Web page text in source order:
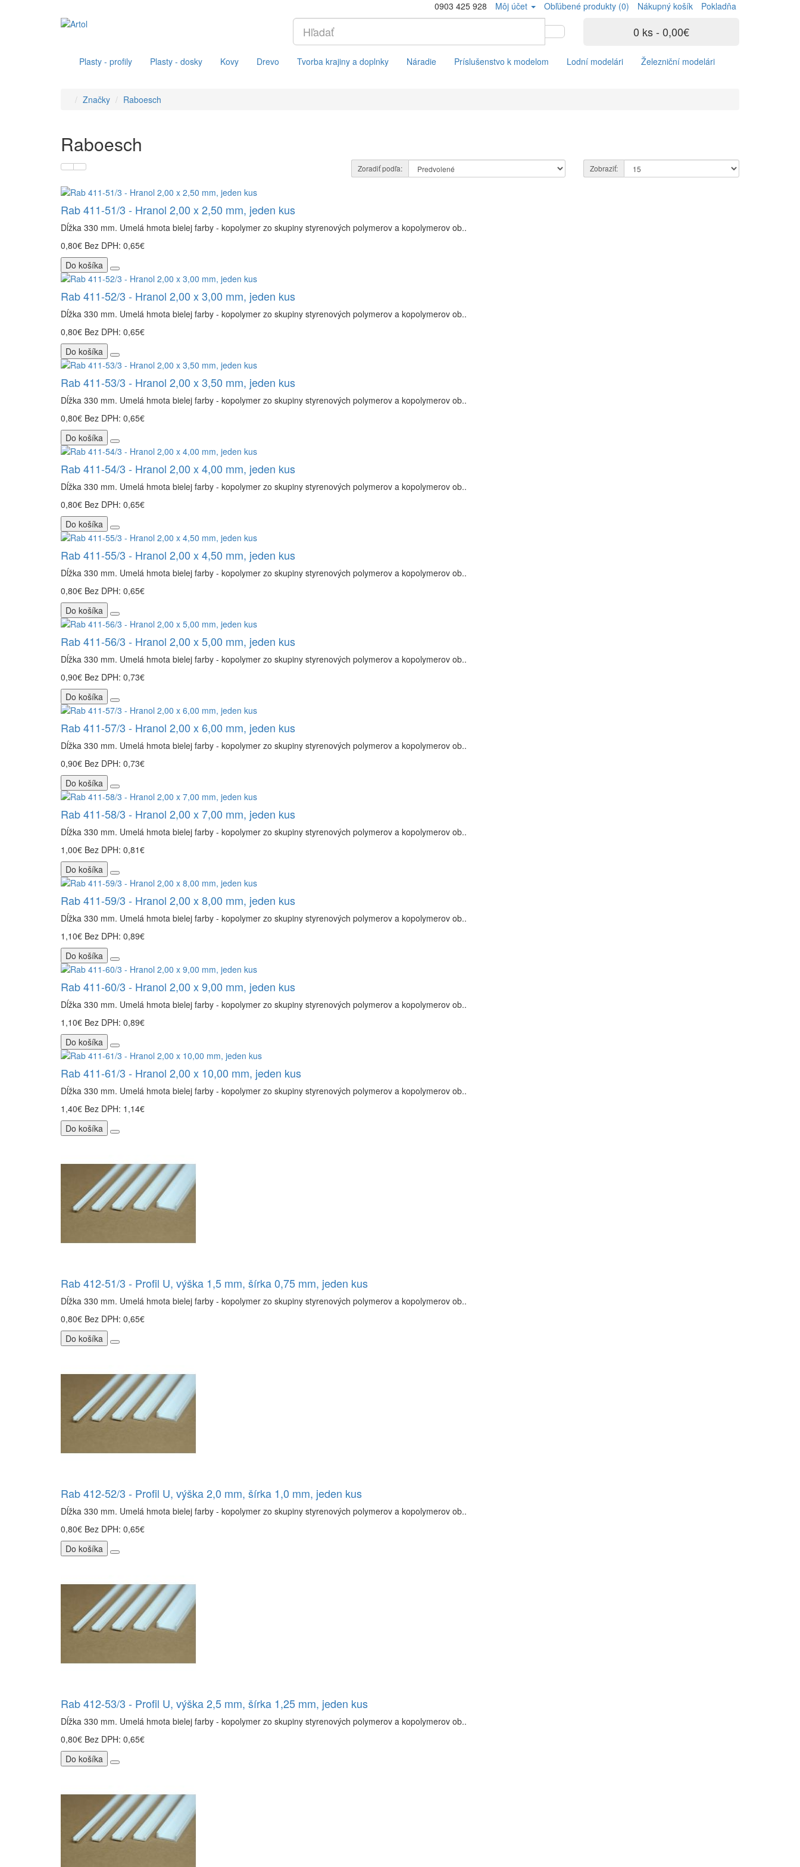
0903 425 928 Môj účet Obľúbené produkty (0) Nákupný košík Pokladňa
0 ks - 0,00€
Plasty - profily Plasty - dosky Kovy Drevo Tvorba krajiny a doplnky Náradie Príslušenstvo k modelom Lodní modelári Železniční modelári
Značky Raboesch
Raboesch
Zoradiť podľa: Zobraziť:
Rab 411-51/3 - Hranol 2,00 x 2,50 mm, jeden kus
Dĺžka 330 mm. Umelá hmota bielej farby - kopolymer zo skupiny styrenových polymerov a kopolymerov ob..
0,80€ Bez DPH: 0,65€
Do košíka
Rab 411-52/3 - Hranol 2,00 x 3,00 mm, jeden kus
Dĺžka 330 mm. Umelá hmota bielej farby - kopolymer zo skupiny styrenových polymerov a kopolymerov ob..
0,80€ Bez DPH: 0,65€
Do košíka
Rab 411-53/3 - Hranol 2,00 x 3,50 mm, jeden kus
Dĺžka 330 mm. Umelá hmota bielej farby - kopolymer zo skupiny styrenových polymerov a kopolymerov ob..
0,80€ Bez DPH: 0,65€
Do košíka
Rab 411-54/3 - Hranol 2,00 x 4,00 mm, jeden kus
Dĺžka 330 mm. Umelá hmota bielej farby - kopolymer zo skupiny styrenových polymerov a kopolymerov ob..
0,80€ Bez DPH: 0,65€
Do košíka
Rab 411-55/3 - Hranol 2,00 x 4,50 mm, jeden kus
Dĺžka 330 mm. Umelá hmota bielej farby - kopolymer zo skupiny styrenových polymerov a kopolymerov ob..
0,80€ Bez DPH: 0,65€
Do košíka
Rab 411-56/3 - Hranol 2,00 x 5,00 mm, jeden kus
Dĺžka 330 mm. Umelá hmota bielej farby - kopolymer zo skupiny styrenových polymerov a kopolymerov ob..
0,90€ Bez DPH: 0,73€
Do košíka
Rab 411-57/3 - Hranol 2,00 x 6,00 mm, jeden kus
Dĺžka 330 mm. Umelá hmota bielej farby - kopolymer zo skupiny styrenových polymerov a kopolymerov ob..
0,90€ Bez DPH: 0,73€
Do košíka
Rab 411-58/3 - Hranol 2,00 x 7,00 mm, jeden kus
Dĺžka 330 mm. Umelá hmota bielej farby - kopolymer zo skupiny styrenových polymerov a kopolymerov ob..
1,00€ Bez DPH: 0,81€
Do košíka
Rab 411-59/3 - Hranol 2,00 x 8,00 mm, jeden kus
Dĺžka 330 mm. Umelá hmota bielej farby - kopolymer zo skupiny styrenových polymerov a kopolymerov ob..
1,10€ Bez DPH: 0,89€
Do košíka
Rab 411-60/3 - Hranol 2,00 x 9,00 mm, jeden kus
Dĺžka 330 mm. Umelá hmota bielej farby - kopolymer zo skupiny styrenových polymerov a kopolymerov ob..
1,10€ Bez DPH: 0,89€
Do košíka
Rab 411-61/3 - Hranol 2,00 x 10,00 mm, jeden kus
Dĺžka 330 mm. Umelá hmota bielej farby - kopolymer zo skupiny styrenových polymerov a kopolymerov ob..
1,40€ Bez DPH: 1,14€
Do košíka
Rab 412-51/3 - Profil U, výška 1,5 mm, šírka 0,75 mm, jeden kus
Dĺžka 330 mm. Umelá hmota bielej farby - kopolymer zo skupiny styrenových polymerov a kopolymerov ob..
0,80€ Bez DPH: 0,65€
Do košíka
Rab 412-52/3 - Profil U, výška 2,0 mm, šírka 1,0 mm, jeden kus
Dĺžka 330 mm. Umelá hmota bielej farby - kopolymer zo skupiny styrenových polymerov a kopolymerov ob..
0,80€ Bez DPH: 0,65€
Do košíka
Rab 412-53/3 - Profil U, výška 2,5 mm, šírka 1,25 mm, jeden kus
Dĺžka 330 mm. Umelá hmota bielej farby - kopolymer zo skupiny styrenových polymerov a kopolymerov ob..
0,80€ Bez DPH: 0,65€
Do košíka